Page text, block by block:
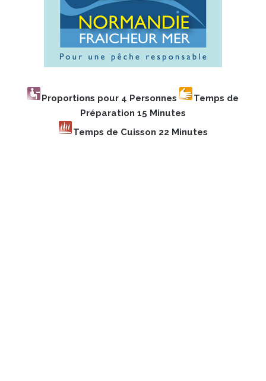
Proportions pour 4 Personnes
Temps de
Préparation 15 Minutes
Temps de Cuisson 22 Minutes